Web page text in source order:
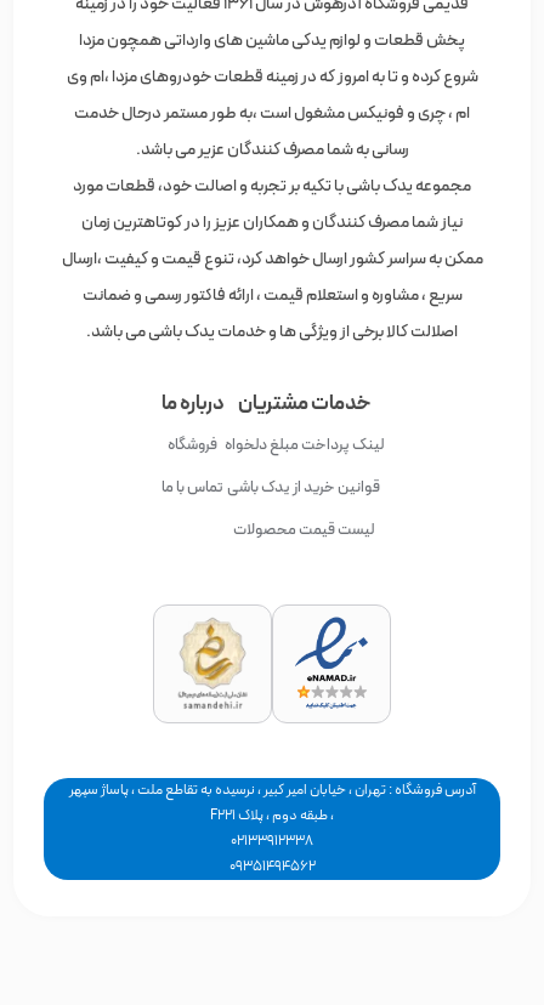
پخش قطعات و لوازم یدکی ماشین های وارداتی همچون مزدا
شروع کرده و تا به امروز که در زمینه قطعات خودروهای مزدا ،ام وی
ام ، چری و فونیکس مشغول است ،به طور مستمر درحال خدمت
رسانی به شما مصرف کنندگان عزیر می باشد.
مجموعه یدک باشی با تکیه بر تجربه و اصالت خود، قطعات مورد
نیاز شما مصرف کنندگان و همکاران عزیز را در کوتاهترین زمان
ممکن به سراسر کشور ارسال خواهد کرد، تنوع قیمت و کیفیت ،ارسال
سریع ، مشاوره و استعلام قیمت ، ارائه فاکتور رسمی و ضمانت
اصلالت کالا برخی از ویژگی ها و خدمات یدک باشی می باشد.
خدمات مشتریان
لینک پرداخت مبلغ دلخواه
قوانین خرید از یدک باشی
لیست قیمت محصولات
درباره ما
فروشگاه
تماس با ما
آدرس فروشگاه : تهران ، خیابان امیر کبیر ، نرسیده به تقاطع ملت ، پاساژ سپهر
، طبقه دوم ، پلاک F221
02133912338
09351494562